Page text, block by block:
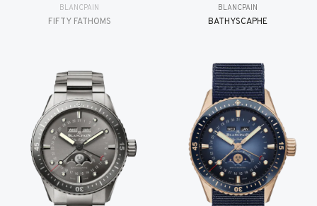
BLANCPAIN
FIFTY FATHOMS
BLANCPAIN
BATHYSCAPHE